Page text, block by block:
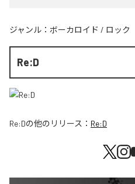
ジャンル： ボーカロイド / ロック
Re:D
Re:Dの他のリリース： Re:D